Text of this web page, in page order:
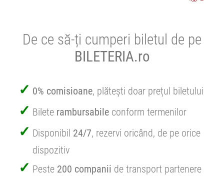
De ce să-ți cumperi biletul de pe
BILETERIA.ro
0% comisioane, plătești doar prețul biletului
Bilete rambursabile conform termenilor
Disponibil 24/7, rezervi oricând, de pe orice
dispozitiv
Peste 200 companii de transport partenere